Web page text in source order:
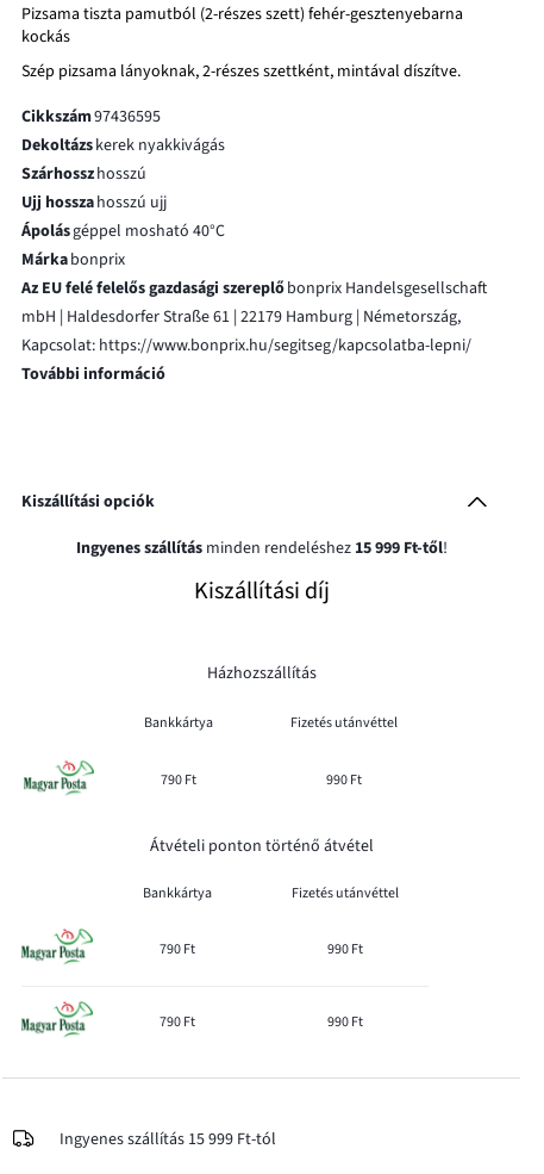
Pizsama tiszta pamutból (2-részes szett) fehér-gesztenyebarna
kockás
Szép pizsama lányoknak, 2-részes szettként, mintával díszítve.
Cikkszám97436595
Dekoltázskerek nyakkivágás
Szárhosszhosszú
Ujj hosszahosszú ujj
Ápolásgéppel mosható 40°C
Márkabonprix
Az EU felé felelős gazdasági szereplőbonprix Handelsgesellschaft
mbH | Haldesdorfer Straße 61 | 22179 Hamburg | Németország,
Kapcsolat: https://www.bonprix.hu/segitseg/kapcsolatba-lepni/
További információ
Kiszállítási opciók
Ingyenes szállításminden rendeléshez 15 999 Ft-től!
Kiszállítási díj
Házhozszállítás
Bankkártya Fizetés utánvéttel
790 Ft 990 Ft
Átvételi ponton történő átvétel
Bankkártya Fizetés utánvéttel
790 Ft 990 Ft
790 Ft 990 Ft
Ingyenes szállítás 15 999 Ft-tól